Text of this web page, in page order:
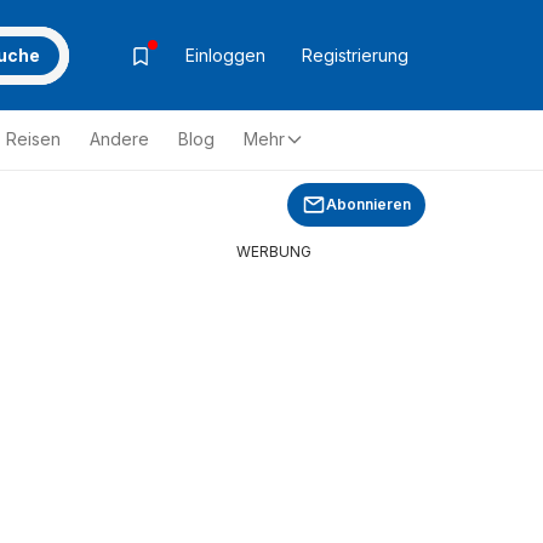
Einloggen Registrierung
Reisen Andere Blog Mehr
Abonnieren
WERBUNG